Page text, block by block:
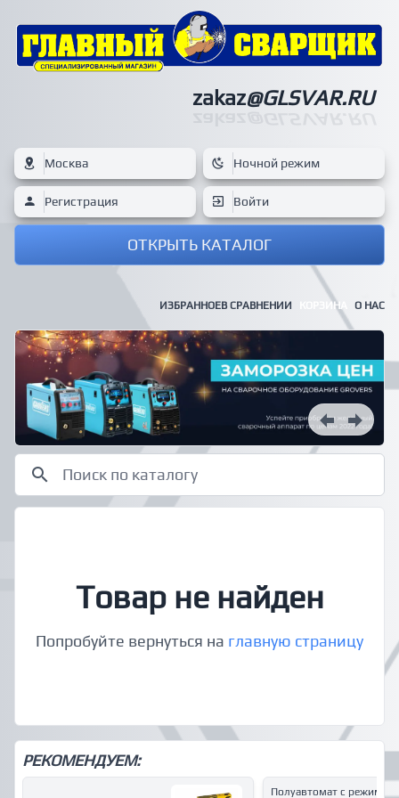
zakaz@GLSVAR.RU
Москва Ночной режим
Регистрация Войти
ОТКРЫТЬ КАТАЛОГ
ИЗБРАННОЕВ СРАВНЕНИИ КОРЗИНА О НАС
Товар не найден
Попробуйте вернуться на главную страницу
РЕКОМЕНДУЕМ:
Полуавтомат с